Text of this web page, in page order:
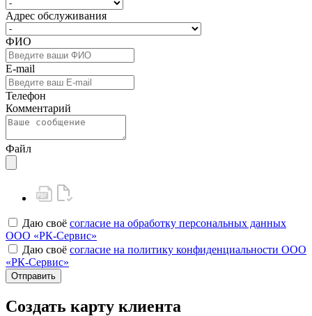
Адрес обслуживания
ФИО
E-mail
Телефон
Комментарий
Файл
Даю своё согласие на обработку персональных данных
ООО «РК-Сервис»
Даю своё согласие на политику конфиденциальности ООО
«РК-Сервис»
Отправить
Создать карту клиента